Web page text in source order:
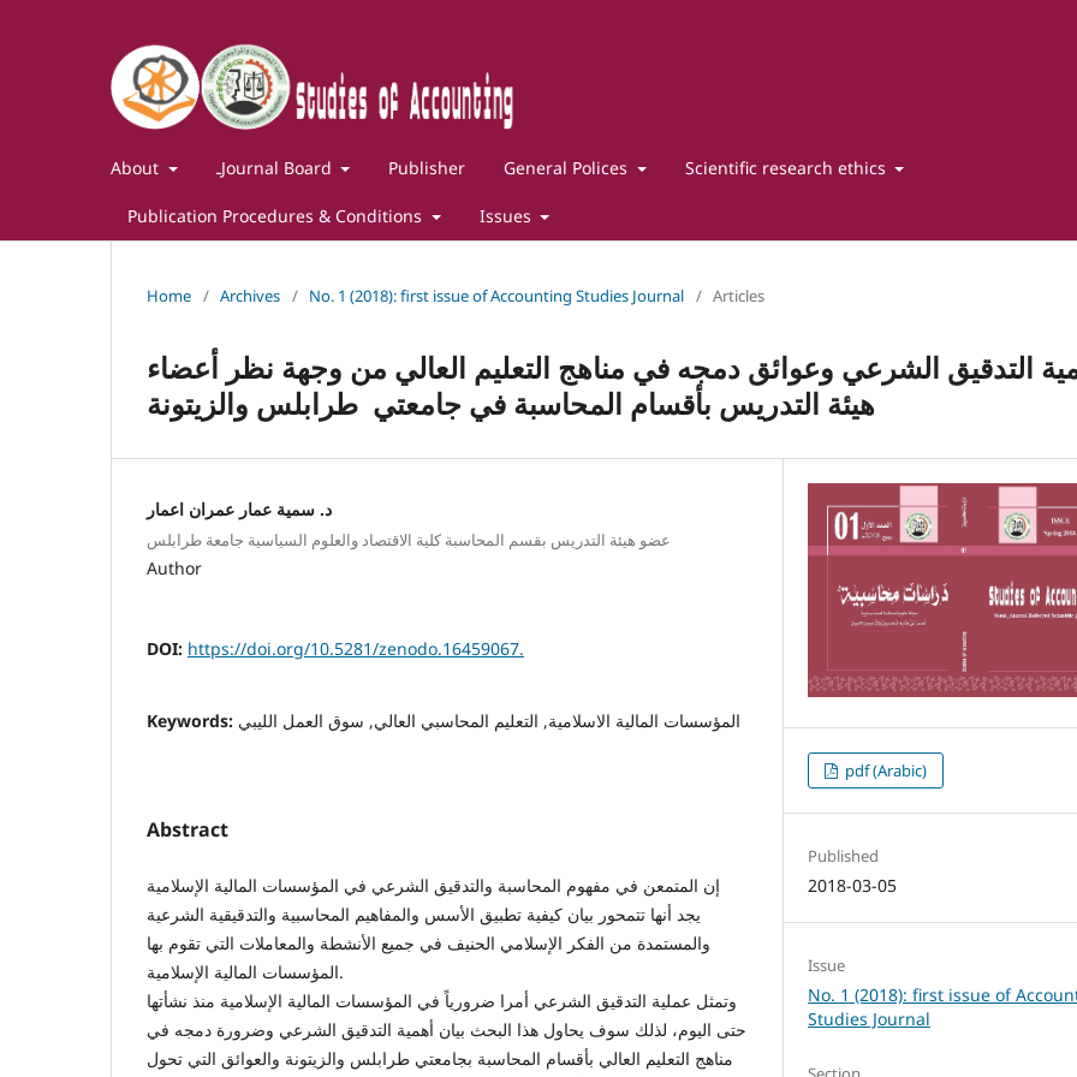
About ـJournal Board Publisher General Polices Scientific research ethics
Publication Procedures & Conditions Issues
Home / Archives / No. 1 (2018): first issue of Accounting Studies Journal / Articles
التدقيق الشرعي وعوائق دمجه في مناهج التعليم العالي من وجهة نظر أعضاء
هيئة التدريس بأقسام المحاسبة في جامعتي طرابلس والزيتونة
د. سمية عمار عمران اعمار
عضو هيئة التدريس بقسم المحاسبة كلية الاقتصاد والعلوم السياسية جامعة طرابلس
Author
DOI: https://doi.org/10.5281/zenodo.16459067.
Keywords: المؤسسات المالية الاسلامية, التعليم المحاسبي العالي, سوق العمل الليبي
Abstract
إن المتمعن في مفهوم المحاسبة والتدقيق الشرعي في المؤسسات المالية الإسلامية
يجد أنها تتمحور بيان كيفية تطبيق الأسس والمفاهيم المحاسبية والتدقيقية الشرعية
والمستمدة من الفكر الإسلامي الحنيف في جميع الأنشطة والمعاملات التي تقوم بها
المؤسسات المالية الإسلامية.
وتمثل عملية التدقيق الشرعي أمرا ضرورياً في المؤسسات المالية الإسلامية منذ نشأتها
حتى اليوم، لذلك سوف يحاول هذا البحث بيان أهمية التدقيق الشرعي وضرورة دمجه في
مناهج التعليم العالي بأقسام المحاسبة بجامعتي طرابلس والزيتونة والعوائق التي تحول
pdf (Arabic)
Published
2018-03-05
Issue
No. 1 (2018): first issue of
Studies Journal